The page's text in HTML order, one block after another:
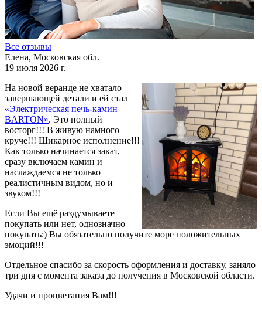
Все отзывы
Елена, Московская обл.
19 июля 2026 г.
На новой веранде не хватало
завершающей детали и ей стал
«Электрическая печь-камин
BARTON». Это полный
восторг!!! В живую намного
круче!!! Шикарное исполнение!!!
Как только начинается закат,
сразу включаем камин и
наслаждаемся не только
реалистичным видом, но и
звуком!!!
Если Вы ещё раздумываете
покупать или нет, однозначно
покупать:) Вы обязательно получите море положительных
эмоций!!!
Отдельное спасибо за скорость оформления и доставку, заняло
три дня с момента заказа до получения в Московской области.
Удачи и процветания Вам!!!